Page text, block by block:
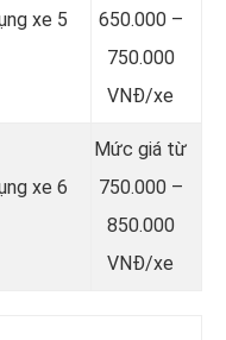
xe 5
650.000 –
750.000
VNĐ/xe
xe 6
Mức giá từ
750.000 –
850.000
VNĐ/xe